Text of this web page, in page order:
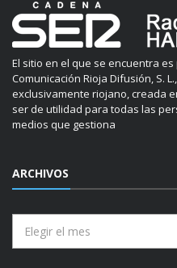
El sitio en el que se encuentra
Comunicación Rioja Difusión, S.
exclusivamente riojano, creada
ser de utilidad para todas las
medios que gestiona
ARCHIVOS